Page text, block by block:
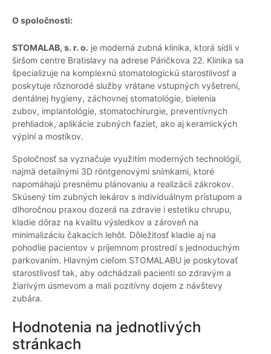
O spoločnosti:
STOMALAB, s. r. o. je moderná zubná klinika, ktorá sídli v
širšom centre Bratislavy na adrese Páričkova 22. Klinika sa
špecializuje na komplexnú stomatologickú starostlivosť a
poskytuje rôznorodé služby vrátane vstupných vyšetrení,
dentálnej hygieny, záchovnej stomatológie, bielenia
zubov, implantológie, stomatochirurgie, preventívnych
prehliadok, aplikácie zubných faziet, ako aj keramických
výplní a mostíkov.
Spoločnosť sa vyznačuje využitím moderných technológií,
najmä detailnými 3D röntgenovými snímkami, ktoré
napomáhajú presnému plánovaniu a realizácii zákrokov.
Skúsený tím zubných lekárov s individuálnym prístupom a
dlhoročnou praxou dozerá na zdravie i estetiku chrupu,
kladie dôraz na kvalitu výsledkov a zároveň na
minimalizáciu čakacích lehôt. Dôležitosť kladie aj na
pohodlie pacientov v príjemnom prostredí s jednoduchým
parkovaním. Hlavným cieľom STOMALABU je poskytovať
starostlivosť tak, aby odchádzali pacienti so zdravým a
žiarivým úsmevom a mali pozitívny dojem z návštevy
zubára.
Hodnotenia na jednotlivých
stránkach